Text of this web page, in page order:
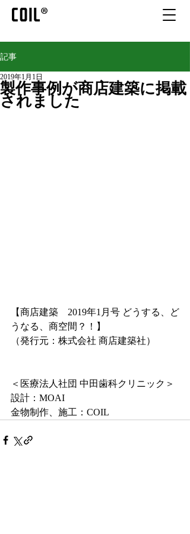
記事
製作事例が商店建築に掲載
されました
2019年1月1日
【商店建築　2019年1月号 どうする、ど
うなる、商空間？！】
（発行元：株式会社 商店建築社）
＜医療法人社団 中田歯科クリニック＞
設計：MOAI
金物制作、施工：COIL